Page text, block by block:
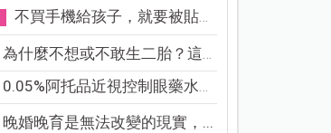
不買手機給孩子，就要被貼「...
為什麼不想或不敢生二胎？這8...
0.05%阿托品近視控制眼藥水納...
晚婚晚育是無法改變的現實，...